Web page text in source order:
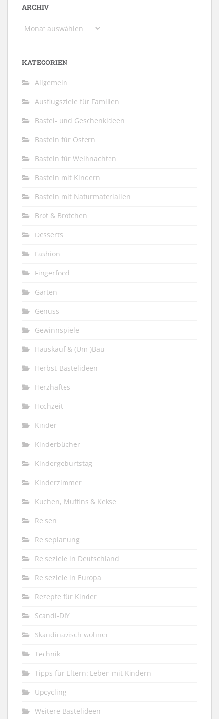
ARCHIV
Archiv
KATEGORIEN
Allgemein
Ausflugsziele für Familien
Bastel- und Geschenkideen
Basteln für Ostern
Basteln für Weihnachten
Basteln mit Kindern
Basteln mit Naturmaterialien
Brot & Brötchen
Desserts
Fashion
Fingerfood
Garten
Genuss
Gewinnspiele
Hauskauf & (Um-)Bau
Herbst-Bastelideen
Herzhaftes
Hochzeit
Kinder
Kinderbücher
Kindergeburtstag
Kinderzimmer
Kuchen, Muffins & Kekse
Reisen
Reiseplanung
Reiseziele in Deutschland
Reiseziele in Europa
Rezepte für Kinder
Scandi-DIY
Skandinavisch wohnen
Technik
Tipps für Eltern: Leben mit Kindern
Upcycling
Weitere Bastelideen